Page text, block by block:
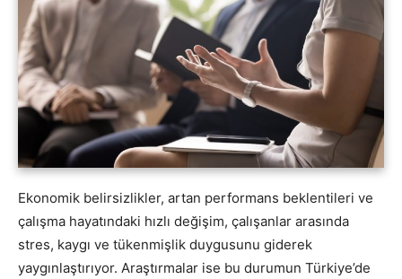
Ekonomik belirsizlikler, artan performans beklentileri ve
çalışma hayatındaki hızlı değişim, çalışanlar arasında
stres, kaygı ve tükenmişlik duygusunu giderek
yaygınlaştırıyor. Araştırmalar ise bu durumun Türkiye’de